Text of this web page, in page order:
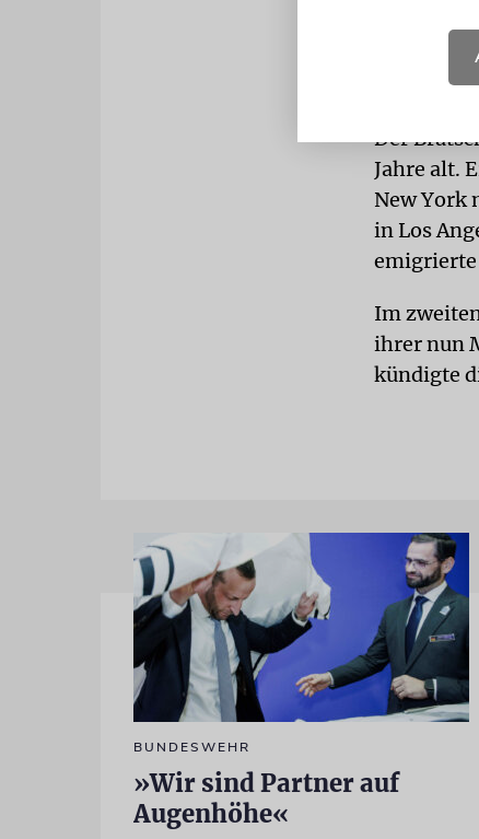
wurde
Der
Jahre alt.
New York
in Los
emigrierte
Im
ihrer nun
kündigte
BUNDESWEHR
»Wir sind Partner auf
Augenhöhe«